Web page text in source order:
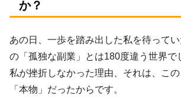
か？
あの日、一歩を踏み出した私を待って
の「孤独な副業」とは180度違う世界で
私が挫折しなかった理由、それは、こ
「本物」だったからです。